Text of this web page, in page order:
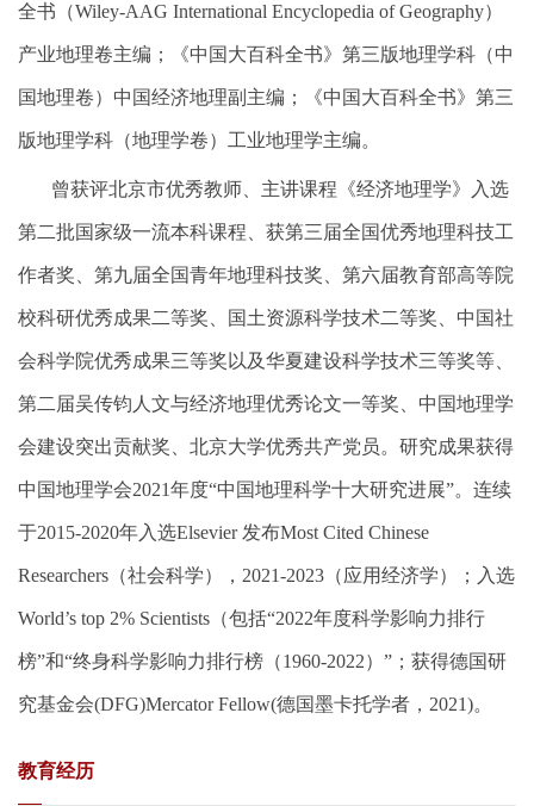
全书（Wiley-AAG International Encyclopedia of Geography）
产业地理卷主编；《中国大百科全书》第三版地理学科（中
国地理卷）中国经济地理副主编；《中国大百科全书》第三
版地理学科（地理学卷）工业地理学主编。
曾获评北京市优秀教师、主讲课程《经济地理学》入选
第二批国家级一流本科课程、获第三届全国优秀地理科技工
作者奖、第九届全国青年地理科技奖、第六届教育部高等院
校科研优秀成果二等奖、国土资源科学技术二等奖、中国社
会科学院优秀成果三等奖以及华夏建设科学技术三等奖等、
第二届吴传钧人文与经济地理优秀论文一等奖、中国地理学
会建设突出贡献奖、北京大学优秀共产党员。研究成果获得
中国地理学会2021年度“中国地理科学十大研究进展”。连续
于2015-2020年入选Elsevier 发布Most Cited Chinese
Researchers （社会科学）， 2021-2023 （应用经济学）； 入选
World’s top 2% Scientists （包括“2022年度科学影响力排行
榜”和“终身科学影响力排行榜（1960-2022） ” ；获得德国研
究基金会(DFG)Mercator Fellow(德国墨卡托学者， 2021)。
教育经历